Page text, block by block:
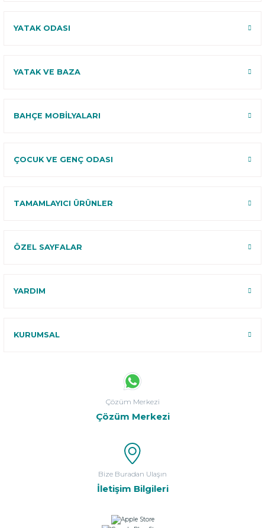
YATAK ODASI
YATAK VE BAZA
BAHÇE MOBİLYALARI
ÇOCUK VE GENÇ ODASI
TAMAMLAYICI ÜRÜNLER
ÖZEL SAYFALAR
YARDIM
KURUMSAL
Çözüm Merkezi
Çözüm Merkezi
Bize Buradan Ulaşın
İletişim Bilgileri